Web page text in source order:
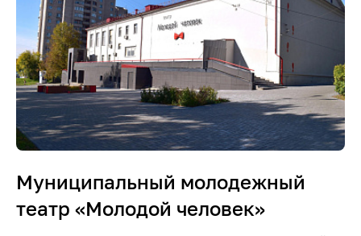
Муниципальный молодежный
театр «Молодой человек»